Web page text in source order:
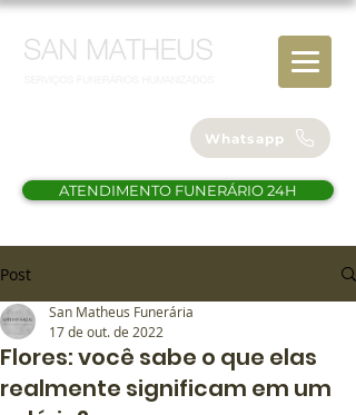
Whatsapp
ATENDIMENTO FUNERÁRIO 24H
Post
Flores: você sabe o que elas
realmente significam em um
San Matheus Funerária
17 de out. de 2022